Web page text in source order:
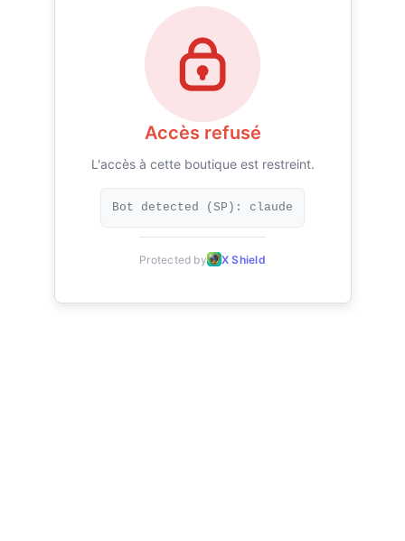
Accès refusé
L'accès à cette boutique est restreint.
Bot detected (SP): claude
Protected by X Shield